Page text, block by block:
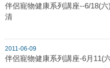
伴侶寵物健康系列講座--6/18(
清
2011-06-09
伴侶寵物健康系列講座-6月11(